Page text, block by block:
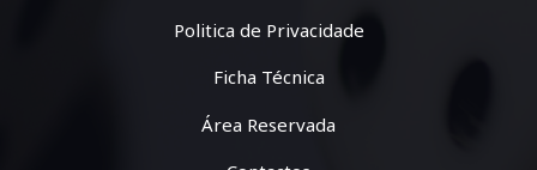
Politica de Privacidade
Ficha Técnica
Área Reservada